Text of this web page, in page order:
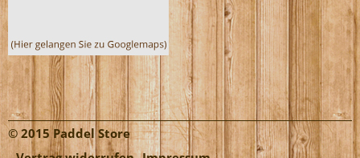
© 2015 Paddel Store